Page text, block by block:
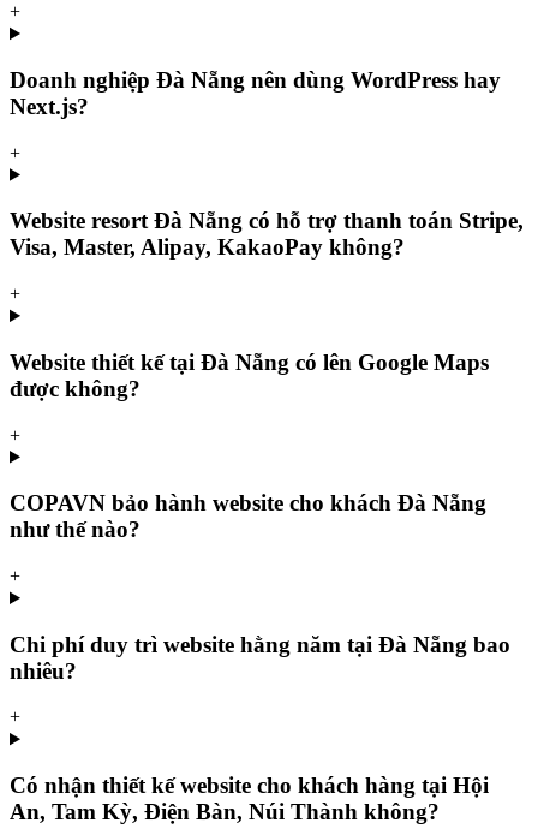
+
Doanh nghiệp Đà Nẵng nên dùng WordPress hay
Next.js?
+
Website resort Đà Nẵng có hỗ trợ thanh toán Stripe,
Visa, Master, Alipay, KakaoPay không?
+
Website thiết kế tại Đà Nẵng có lên Google Maps
được không?
+
COPAVN bảo hành website cho khách Đà Nẵng
như thế nào?
+
Chi phí duy trì website hằng năm tại Đà Nẵng bao
nhiêu?
+
Có nhận thiết kế website cho khách hàng tại Hội
An, Tam Kỳ, Điện Bàn, Núi Thành không?